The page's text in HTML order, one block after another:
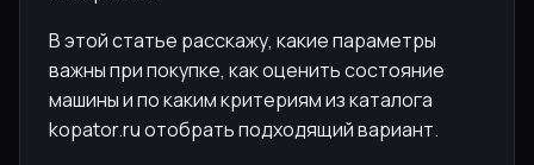
В этой статье расскажу, какие параметры
важны при покупке, как оценить состояние
машины и по каким критериям из каталога
kopator.ru отобрать подходящий вариант.